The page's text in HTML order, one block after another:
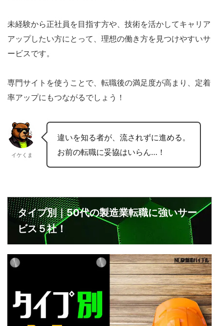
未経験から正社員を目指す方や、技術を活かしてキャリア
アップしたい方にとって、理想の働き方を見つけやすいサ
ービスです。
専門サイトを使うことで、転職後の満足度が高まり、定着
率アップにもつながるでしょう！
イケくま
違いを知る者が、流されずに進める。
お前の転職に妥協はいらん…！
タイプ別｜50代の製造業転職に強いサー
ビス５社！